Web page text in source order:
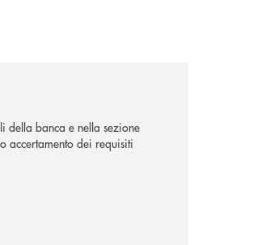
della banca e nella sezione
accertamento dei requisiti